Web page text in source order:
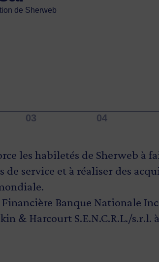
de Sherweb
une économie du savoir forte
de Sherweb
les habiletés de Sherweb à
de service et à réaliser des
Banque Nationale
& Harcourt S.E.N.C.R.L./s.r.l.